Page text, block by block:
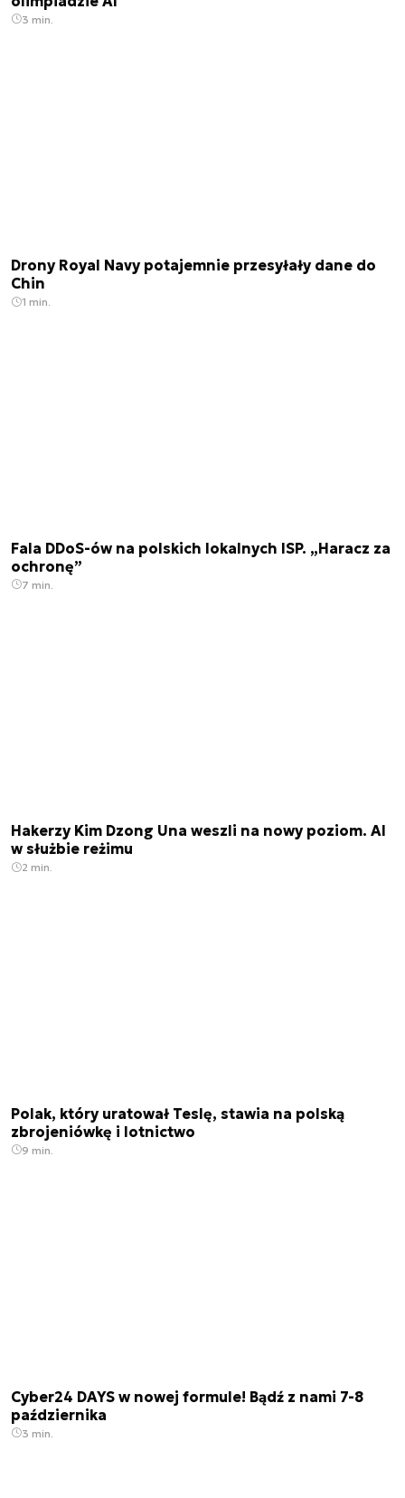
3 min.
Drony Royal Navy potajemnie przesyłały dane do
Chin
1 min.
Fala DDoS-ów na polskich lokalnych ISP. „Haracz za
ochronę”
7 min.
Hakerzy Kim Dzong Una weszli na nowy poziom. AI
w służbie reżimu
2 min.
Polak, który uratował Teslę, stawia na polską
zbrojeniówkę i lotnictwo
9 min.
Cyber24 DAYS w nowej formule! Bądź z nami 7-8
października
3 min.